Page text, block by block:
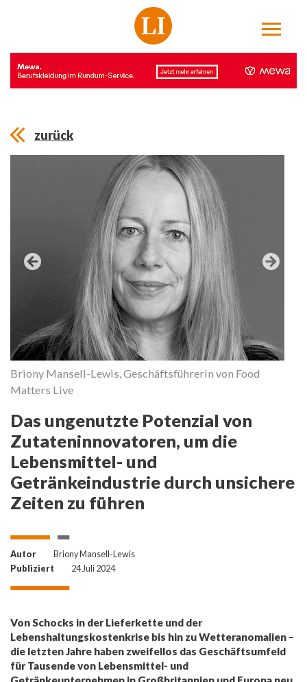
zurück
Briony Mansell-Lewis, Geschäftsführerin von Food
Matters Live
Das ungenutzte Potenzial von
Zutateninnovatoren, um die
Lebensmittel- und
Getränkeindustrie durch unsichere
Zeiten zu führen
Autor
Briony Mansell-Lewis
Publiziert
24 Juli 2024
Von Schocks in der Lieferkette und der
Lebenshaltungskostenkrise bis hin zu Wetteranomalien –
die letzten Jahre haben zweifellos das Geschäftsumfeld
für Tausende von Lebensmittel- und